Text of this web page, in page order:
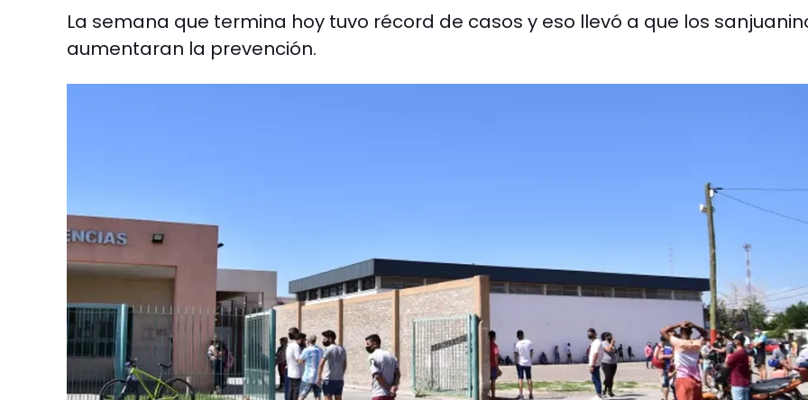
La semana que termina hoy tuvo récord de casos y eso llevó a que los
aumentaran la prevención.